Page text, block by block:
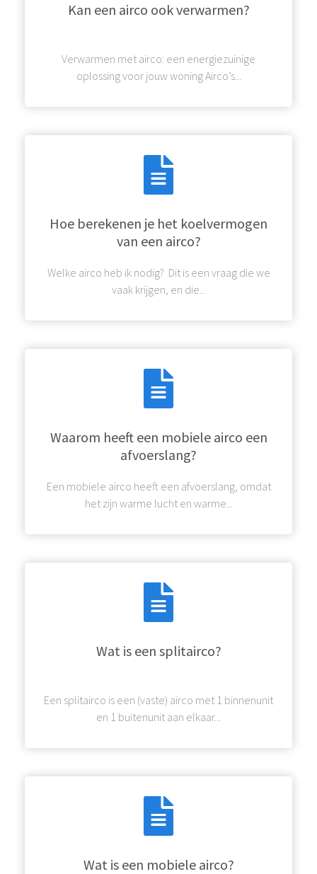
Kan een airco ook verwarmen?
Verwarmen met airco: een energiezuinige
oplossing voor jouw woning Airco’s...
Hoe berekenen je het koelvermogen
van een airco?
Welke airco heb ik nodig? Dit is een vraag die we
vaak krijgen, en die...
Waarom heeft een mobiele airco een
afvoerslang?
Een mobiele airco heeft een afvoerslang, omdat
het zijn warme lucht en warme...
Wat is een splitairco?
Een splitairco is een (vaste) airco met 1 binnenunit
en 1 buitenunit aan elkaar...
Wat is een mobiele airco?